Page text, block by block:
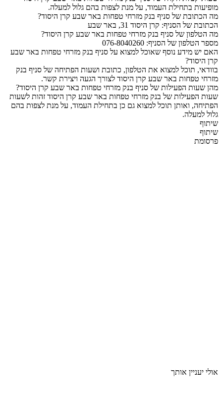
מופיעות בתחילת העמוד, על מנת לצפות בהם גלול למעלה.
מה הכתובת של סניף בנק מזרחי טפחות באר שבע קרן היסוד?
הכתובת של הסניף: קרן היסוד 31, באר שבע
מה הטלפון של סניף בנק מזרחי טפחות באר שבע קרן היסוד?
מספר הטלפון של הסניף: 076-8040260
האם יש מידע נוסף שאוכל למצוא על סניף בנק מזרחי טפחות באר שבע
קרן היסוד?
בוודאי, תוכל למצוא את הטלפון, כתובת ושעות הפתיחה של סניף בנק
מזרחי טפחות באר שבע קרן היסוד לצורך הגעה ויצירת קשר.
מהן שעות הפעילות של סניף בנק מזרחי טפחות באר שבע קרן היסוד?
שעות הפעילות של בנק מזרחי טפחות באר שבע קרן היסוד זהות לשעות
הפתיחה, ואותן תוכל למצוא גם כן בתחילת העמוד, על מנת לצפות בהם
גלול למעלה.
שיתוף
שיתוף
פרסומת
אולי יעניין אותך